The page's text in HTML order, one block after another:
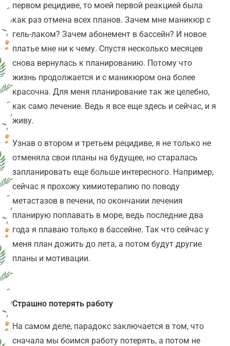
первом рецидиве, то моей первой реакцией была
как раз отмена всех планов. Зачем мне маникюр с
гель-лаком? Зачем абонемент в бассейн? И новое
платье мне ни к чему. Спустя несколько месяцев
снова вернулась к планированию. Потому что
жизнь продолжается и с маникюром она более
красочна. Для меня планирование так же целебно,
как само лечение. Ведь я все еще здесь и сейчас, и я
живу.
Узнав о втором и третьем рецидиве, я не только не
отменяла свои планы на будущее, но старалась
запланировать еще больше интересного. Например,
сейчас я прохожу химиотерапию по поводу
метастазов в печени, по окончании лечения
планирую поплавать в море, ведь последние два
года я плаваю только в бассейне. Так что сейчас у
меня план дожить до лета, а потом будут другие
планы и мотивации.
Страшно потерять работу
На самом деле, парадокс заключается в том, что
сначала мы боимся работу потерять, а потом не